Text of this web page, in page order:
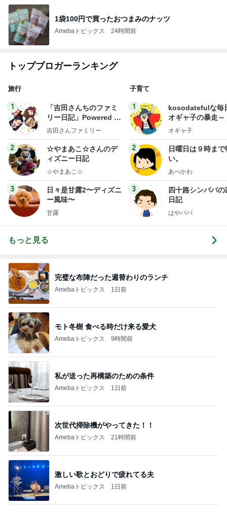
1袋100円で買ったおつまみのナッツ
Amebaトピックス 24時間前
トップブロガーランキング
旅行
1
「吉田さんちのファミ
リー日記」Powered b
y Ameba 吉田さんファ
ログ
吉田さんファミリー
2
☆やまあこ☆さんのデ
ィズニー日記
☆やまあこ☆
3
日々是甘露2〜ディズニ
ー風味〜
甘露
子育て
1
kosodatefulな毎
オギャ子の暴走～
オギャ子
2
日曜日は９時まで
い。
あべかわ
3
四十路シンパパの
日記
はやパパ
もっと見る
完璧な布陣だった週替わりのランチ
Amebaトピックス 1日前
モト冬樹 食べる時だけ来る愛犬
Amebaトピックス 9時間前
私が送った再構築のための条件
Amebaトピックス 1日前
次世代掃除機がやってきた！！
Amebaトピックス 21時間前
激しい歌とおどりで疲れてる夫
Amebaトピックス 1日前